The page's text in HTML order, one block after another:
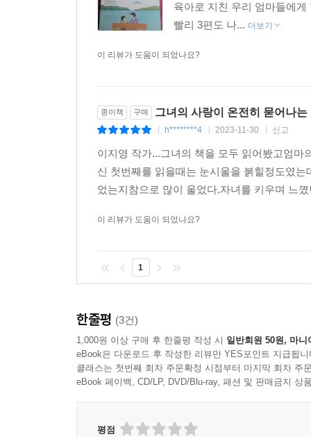
육아로 지친 우리 엄마들에
빨리 3편도 나... 더보기
이 리뷰가 도움이 되었나요?
종이책 구매 그녀의 사랑이 온전히 묻어나
h********4 2023-11-30 신고
이지영 작가...그녀의 책을 모두 읽어봤고엄
신 첫번째를 읽을때는 눈시울을 붉힐정도였
었는지참으로 많이 울었다.자녀를 키우며 느
이 리뷰가 도움이 되었나요?
1
한줄평 (3건)
1,000원 이상 구매 후 한줄평 작성 시 일반회원 50원, 마니
eBook은 다운로드 후 작성한 리뷰만 YES포인트 지급됩니
클래스는 첫번째 회차 주문확정 시점부터 마지막 회차 주
eBook 페이백, CD/LP, DVD/Blu-ray, 패션 및 판매금지 상
평점